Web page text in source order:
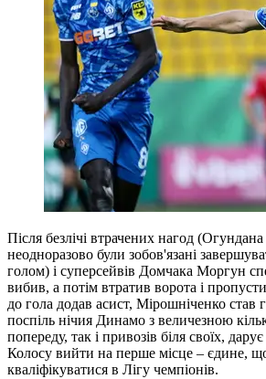
Після безлічі втрачених нагод
неодноразово були зобов'язані
голом) і суперсейвів Домчака Моргун
вибив, а потім втратив ворота і
до гола додав асист, Мірошніченко став
поспіль нічия Динамо з величезною
попереду, так і привозів біля своїх,
Колосу вийти на перше місце – єдине,
кваліфікуватися в Лігу чемпіонів.